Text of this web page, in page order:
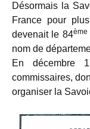
Désormais la
France pour
devenait le 84ème
nom de
En décembre
commissaires,
organiser la